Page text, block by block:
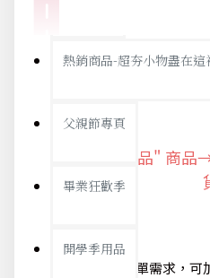
熱銷商品-超夯小物盡在這
父親節專頁
畢業狂歡季
開學季用品
"快速出貨" 商品
"預購商品" 商
@如有急單需求，